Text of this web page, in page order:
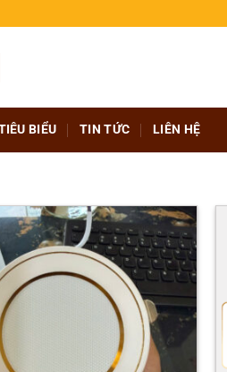
BIỂU TIN TỨC LIÊN HỆ